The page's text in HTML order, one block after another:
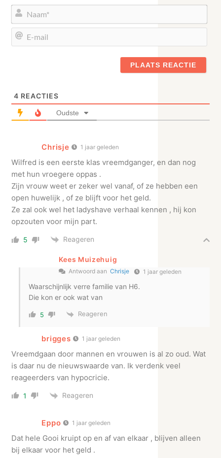
4 REACTIES
Oudste
Chrisje 1 jaar geleden
Wilfred is een eerste klas vreemdganger, en dan nog
met hun vroegere oppas .
Zijn vrouw weet er zeker wel vanaf, of ze hebben een
open huwelijk , of ze blijft voor het geld.
Ze zal ook wel het ladyshave verhaal kennen , hij kon
opzouten voor mijn part.
5 Reageren
Kees Muizehuig
Antwoord aanChrisje 1 jaar geleden
Waarschijnlijk verre familie van H6.
Die kon er ook wat van
5 Reageren
brigges 1 jaar geleden
Vreemdgaan door mannen en vrouwen is al zo oud. Wat
is daar nu de nieuwswaarde van. Ik verdenk veel
reageerders van hypocricie.
1 Reageren
Eppo 1 jaar geleden
Dat hele Gooi kruipt op en af van elkaar , blijven alleen
bij elkaar voor het geld .